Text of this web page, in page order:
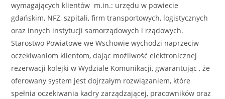
wymagających klientów m.in.: urzędu w powiecie
gdańskim, NFZ, szpitali, firm transportowych, logistycznych
oraz innych instytucji samorządowych i rządowych.
Starostwo Powiatowe we Wschowie wychodzi naprzeciw
oczekiwaniom klientom, dając możliwość elektronicznej
rezerwacji kolejki w Wydziale Komunikacji, gwarantując , że
oferowany system jest dojrzałym rozwiązaniem, które
spełnia oczekiwania kadry zarządzającej, pracowników oraz